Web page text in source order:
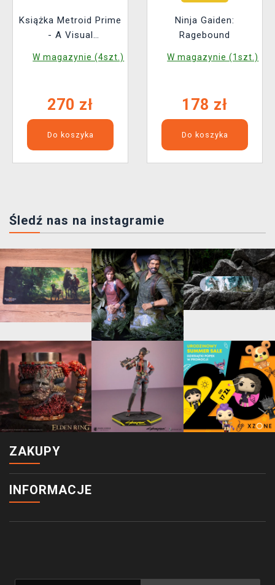
Książka Metroid Prime
- A Visual
Official Art and
W magazynie (4szt.)
270 zł
Do koszyka
Ninja Gaiden:
Ragebound
W magazynie (1szt.)
178 zł
Do koszyka
Śledź nas na instagramie
ZAKUPY
INFORMACJE